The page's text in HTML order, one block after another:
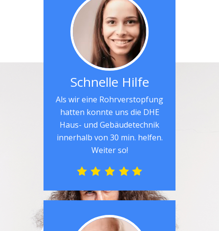
Schnelle Hilfe
Als wir eine Rohrverstopfung
hatten konnte uns die DHE
Haus- und Gebäudetechnik
innerhalb von 30 min. helfen.
Weiter so!